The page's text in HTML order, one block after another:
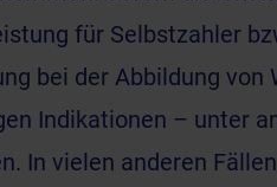
für Selbstzahler
bei der Abbildung
Indikationen – unter
In vielen anderen